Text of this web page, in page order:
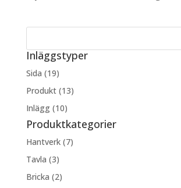
Inläggstyper
Sida (19)
Produkt (13)
Inlägg (10)
Produktkategorier
Hantverk (7)
Tavla (3)
Bricka (2)